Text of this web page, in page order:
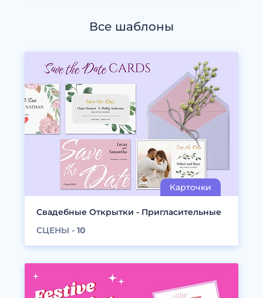
Все шаблоны
Свадебные Открытки - Пригласительные
СЦЕНЫ - 10